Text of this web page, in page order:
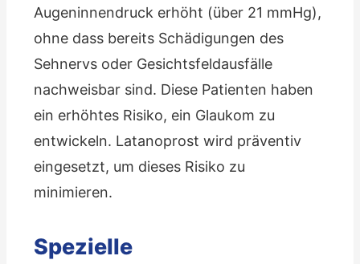
Augeninnendruck erhöht (über 21 mmHg),
ohne dass bereits Schädigungen des
Sehnervs oder Gesichtsfeldausfälle
nachweisbar sind. Diese Patienten haben
ein erhöhtes Risiko, ein Glaukom zu
entwickeln. Latanoprost wird präventiv
eingesetzt, um dieses Risiko zu
minimieren.
Spezielle